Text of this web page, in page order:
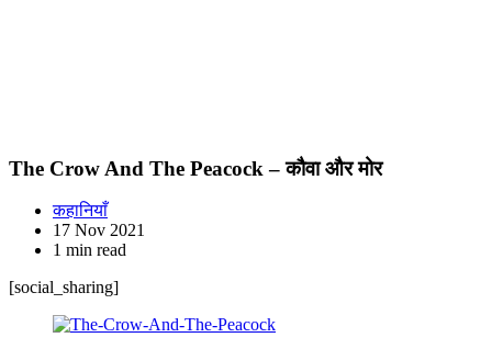
The Crow And The Peacock – कौवा और मोर
कहानियाँ
17 Nov 2021
1 min read
[social_sharing]